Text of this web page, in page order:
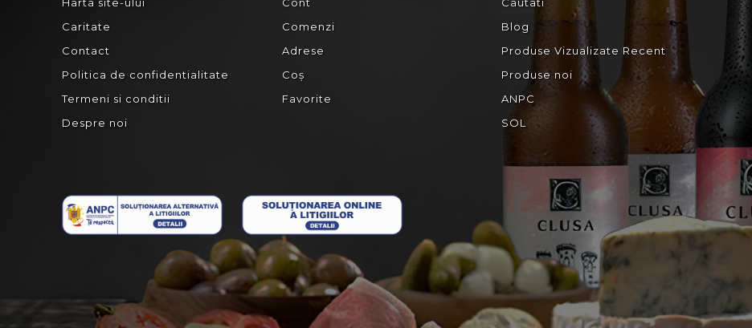
Caritate
Contact
Politica de confidentialitate
Termeni si conditii
Despre noi
Comenzi
Adrese
Coș
Favorite
Blog
Produse Vizualizate Recent
Produse noi
ANPC
SOL